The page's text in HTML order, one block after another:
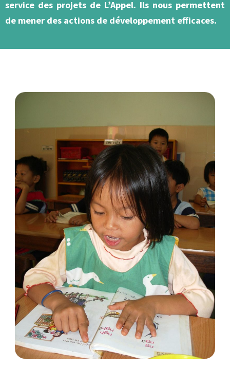
service des projets de L’Appel. Ils nous permettent
de mener des actions de développement efficaces.